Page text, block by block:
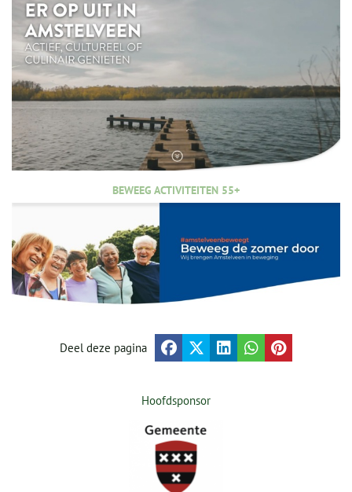
BEWEEG ACTIVITEITEN 55+
Deel deze pagina
Hoofdsponsor